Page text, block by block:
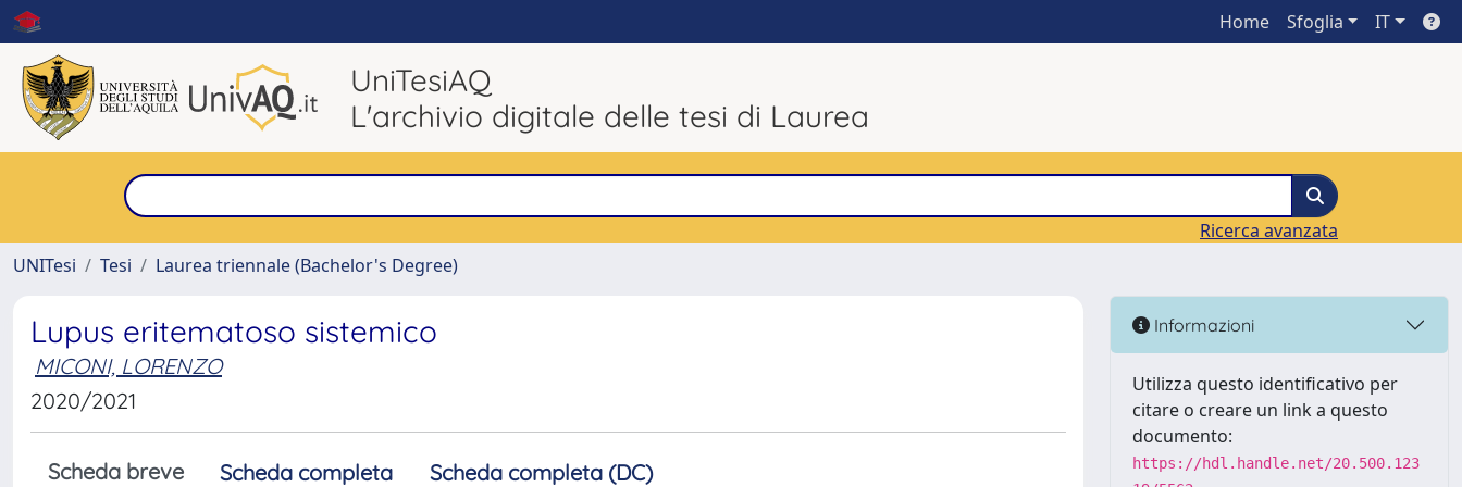
Home Sfoglia IT
UniTesiAQ
L'archivio digitale delle tesi di Laurea
Ricerca avanzata
UNITesi
Tesi Laurea triennale (Bachelor's Degree)
Lupus eritematoso sistemico
MICONI, LORENZO
2020/2021
Scheda breve Scheda completa Scheda completa (DC)
Informazioni
Utilizza questo identificativo per
citare o creare un link a questo
documento:
https://hdl.handle.net/20.500.123